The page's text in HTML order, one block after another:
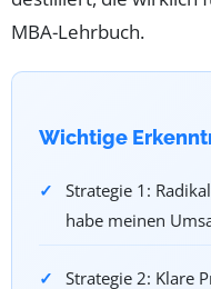
MBA-Lehrbuch.
Wichtige
Strategie 1:
habe meinen
Strategie 2: Klare